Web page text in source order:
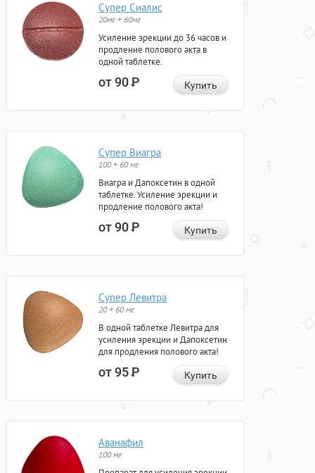
Супер Сиалис
20мг + 60мг
Усиление эрекции до 36 часов и
продление полового акта в
одной таблетке.
от 90Р Купить
Супер Виагра
100 + 60 мг
Виагра и Дапоксетин в одной
таблетке. Усиление эрекции и
продление полового акта!
от 90Р Купить
Супер Левитра
20 + 60 мг
В одной таблетке Левитра для
усиления эрекции и Дапоксетин
для продления полового акта!
от 95Р Купить
Аванафил
100 мг